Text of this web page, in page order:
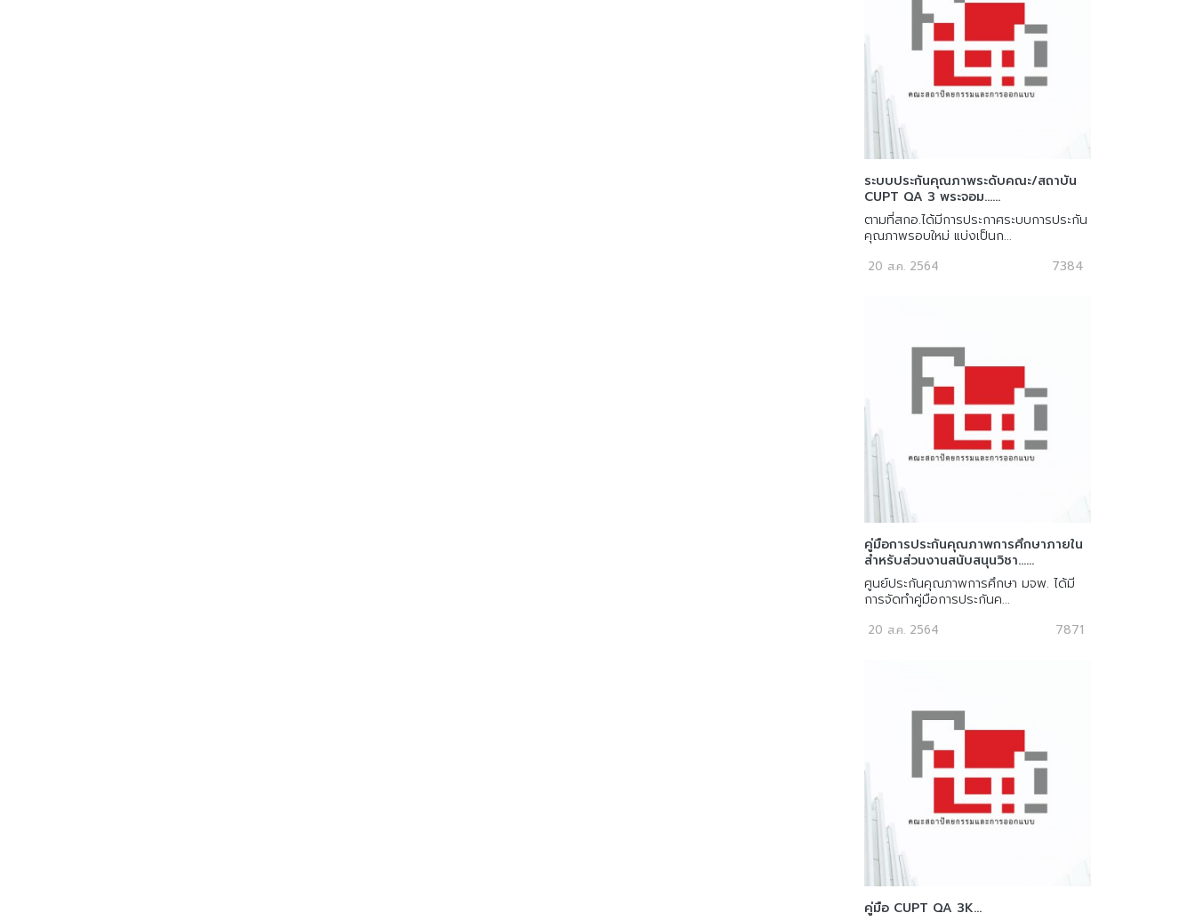
ระบบประกันคุณภาพระดับคณะ/สถาบัน
CUPT QA 3 พระจอม......
ตามที่สกอ.ได้มีการประกาศระบบการประกัน
คุณภาพรอบใหม่ แบ่งเป็นก...
20 ส.ค. 2564 7384
คู่มือการประกันคุณภาพการศึกษาภายใน
สำหรับส่วนงานสนับสนุนวิชา......
ศูนย์ประกันคุณภาพการศึกษา มจพ. ได้มี
การจัดทำคู่มือการประกันค...
20 ส.ค. 2564 7871
คู่มือ CUPT QA 3K...